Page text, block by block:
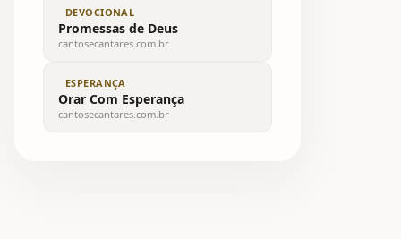
DEVOCIONAL
Promessas de Deus
cantosecantares.com.br
ESPERANÇA
Orar Com Esperança
cantosecantares.com.br